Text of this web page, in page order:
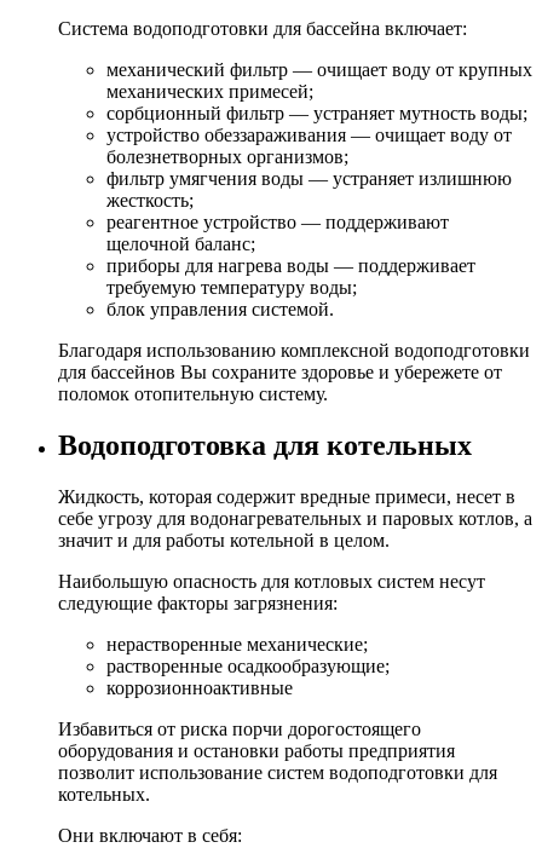
Система водоподготовки для бассейна включает:
механический фильтр — очищает воду от крупных
механических примесей;
сорбционный фильтр — устраняет мутность воды;
устройство обеззараживания — очищает воду от
болезнетворных организмов;
фильтр умягчения воды — устраняет излишнюю
жесткость;
реагентное устройство — поддерживают
щелочной баланс;
приборы для нагрева воды — поддерживает
требуемую температуру воды;
блок управления системой.
Благодаря использованию комплексной водоподготовки
для бассейнов Вы сохраните здоровье и убережете от
поломок отопительную систему.
Водоподготовка для котельных
Жидкость, которая содержит вредные примеси, несет в
себе угрозу для водонагревательных и паровых котлов, а
значит и для работы котельной в целом.
Наибольшую опасность для котловых систем несут
следующие факторы загрязнения:
нерастворенные механические;
растворенные осадкообразующие;
коррозионноактивные
Избавиться от риска порчи дорогостоящего
оборудования и остановки работы предприятия
позволит использование систем водоподготовки для
котельных.
Они включают в себя: